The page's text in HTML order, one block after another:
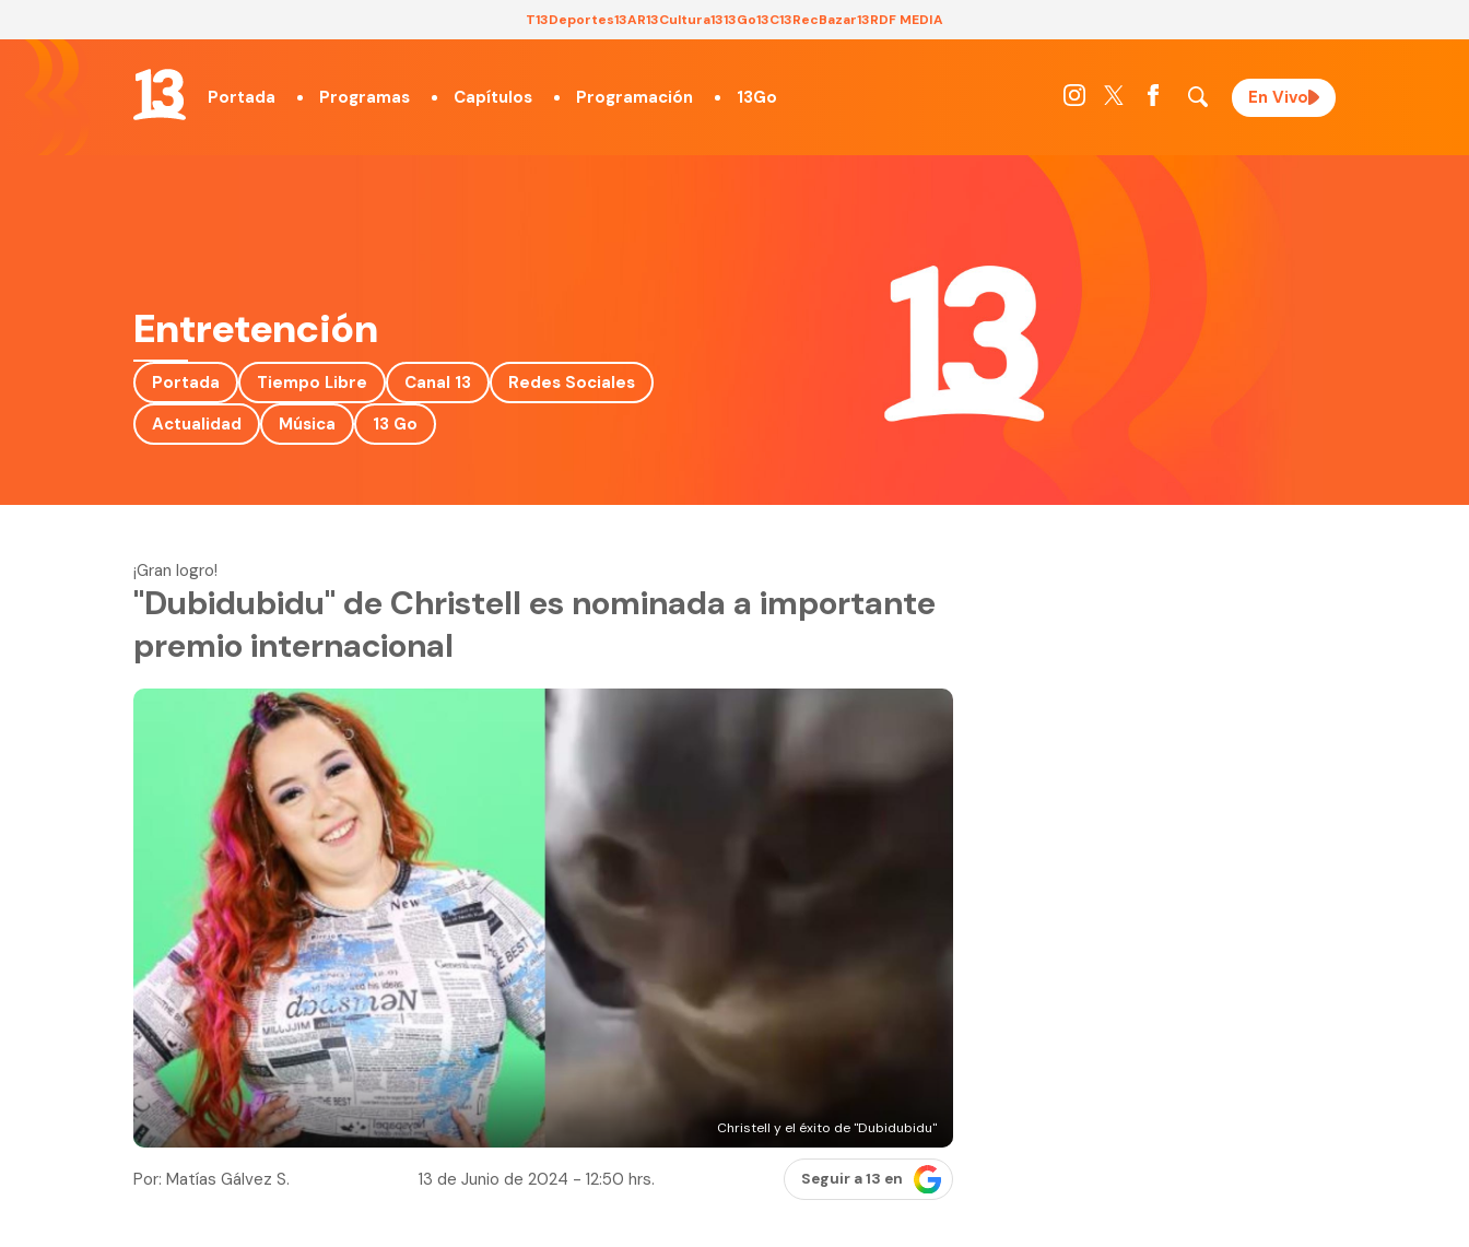
T13Deportes13AR13Cultura1313Go13C13RecBazar13RDF MEDIA
Portada Programas Capítulos Programación 13Go En Vivo
Entretención
Portada Tiempo Libre Canal 13
Redes Sociales
Actualidad
Música 13 Go
¡Gran logro!
"Dubidubidu" de Christell es nominada a importante
premio internacional
Christell y el éxito de "Dubidubidu"
Por: Matías Gálvez S. 13 de Junio de 2024 - 12:50 hrs. Seguir a 13 en